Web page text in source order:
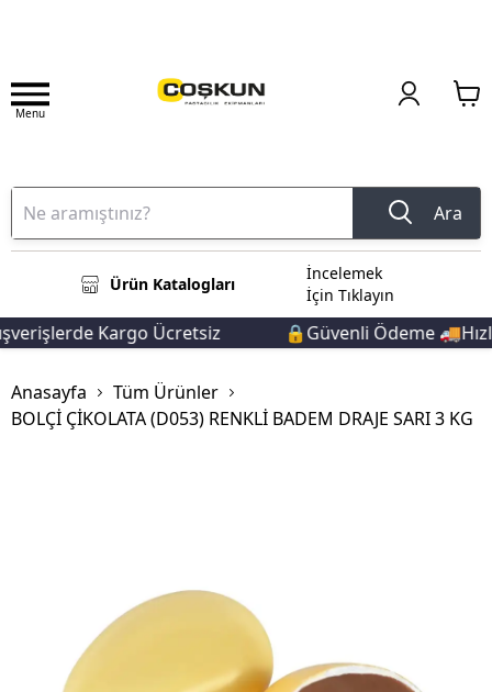
Menu
Ara
Ürün Katalogları
İncelemek
İçin Tıklayın
Kargo Ücretsiz 🔒Güvenli Ödeme
Anasayfa
Tüm Ürünler
BOLÇİ ÇİKOLATA (D053) RENKLİ BADEM DRAJE SARI 3 KG